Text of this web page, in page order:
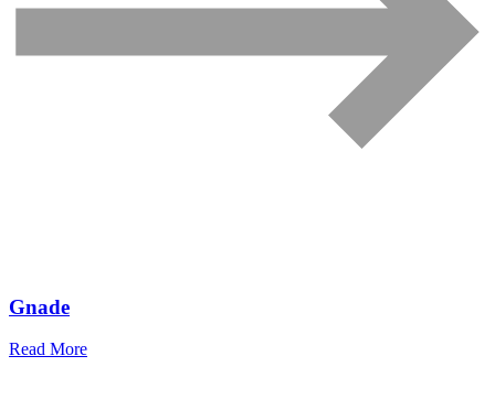
Gnade
Read More